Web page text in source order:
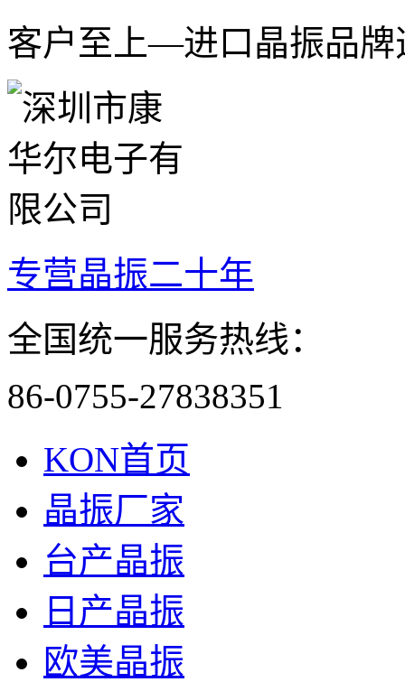
客户至上—进口晶振品牌
专营晶振二十年
全国统一服务热线：
86-0755-27838351
KON首页
晶振厂家
台产晶振
日产晶振
欧美晶振